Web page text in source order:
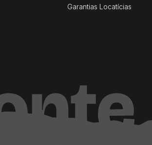
Garantias Locatícias